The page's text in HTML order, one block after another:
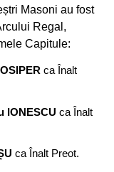
Masoni au fost
Regal,
Capitule:
ca Înalt
IONESCU ca Înalt
ca Înalt Preot.